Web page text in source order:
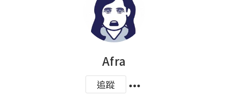
Afra
追蹤